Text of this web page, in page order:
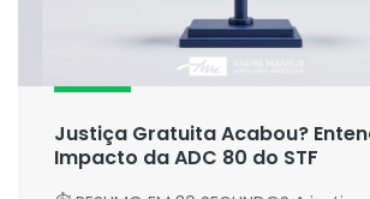
Justiça Gratuita Acabou?
Impacto da ADC 80 do STF